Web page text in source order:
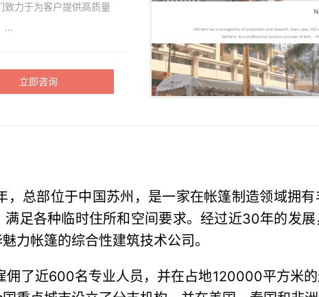
致力于为客户提供高质量
...
立即咨询
总部位于中国苏州，是一家在帐篷制造领域拥
足各种临时住所和空间要求。经过近30年的发
力帐篷的综合性建筑技术公司。
了近600名专业人员，并在占地120000平方米